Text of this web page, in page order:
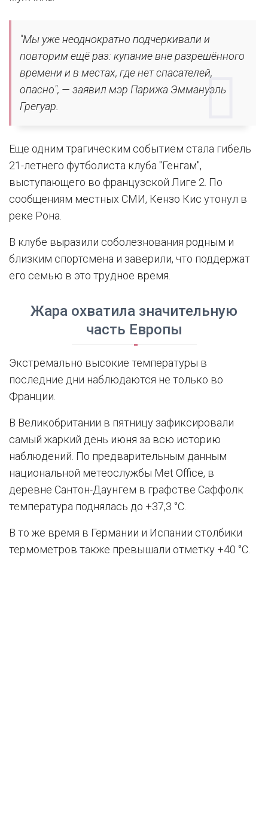
"Мы уже неоднократно подчеркивали и
повторим ещё раз: купание вне разрешённого
времени и в местах, где нет спасателей,
опасно", — заявил мэр Парижа Эммануэль
Грегуар.
Еще одним трагическим событием стала гибель
21-летнего футболиста клуба "Генгам",
выступающего во французской Лиге 2. По
сообщениям местных СМИ, Кензо Кис утонул в
реке Рона.
В клубе выразили соболезнования родным и
близким спортсмена и заверили, что поддержат
его семью в это трудное время.
Жара охватила значительную
часть Европы
Экстремально высокие температуры в
последние дни наблюдаются не только во
Франции.
В Великобритании в пятницу зафиксировали
самый жаркий день июня за всю историю
наблюдений. По предварительным данным
национальной метеослужбы Met Office, в
деревне Сантон-Даунгем в графстве Саффолк
температура поднялась до +37,3 °C.
В то же время в Германии и Испании столбики
термометров также превышали отметку +40 °C.